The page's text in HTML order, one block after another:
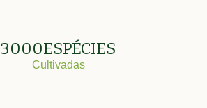
3000ESPÉCIES
Cultivadas